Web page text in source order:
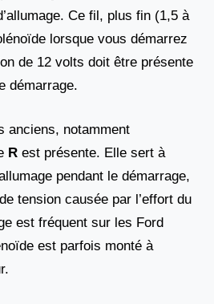
Ce fil, plus fin (1,5 à
lorsque vous démarrez
de 12 volts doit être présente
démarrage.
anciens, notamment
R est présente. Elle sert à
pendant le démarrage,
tension causée par l’effort du
est fréquent sur les Ford
est parfois monté à